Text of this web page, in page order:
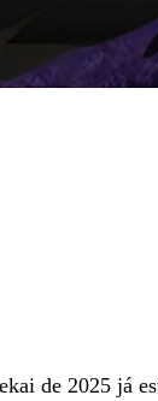
de 2025 já